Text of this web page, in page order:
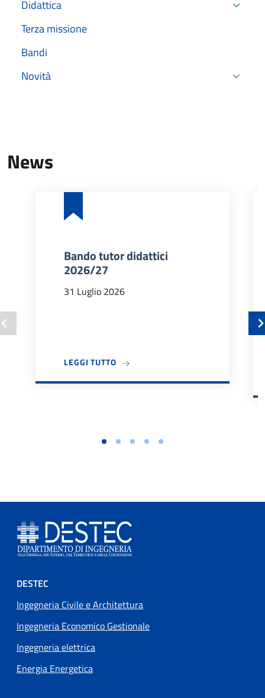
Didattica
Terza missione
Bandi
Novità
News
Bando tutor didattici
2026/27
31 Luglio 2026
LEGGI TUTTOA PROPOSITO DI BANDO TUTOR
Footer menu
DESTEC
Ingegneria Civile e Architettura
Ingegneria Economico Gestionale
Ingegneria elettrica
Energia Energetica